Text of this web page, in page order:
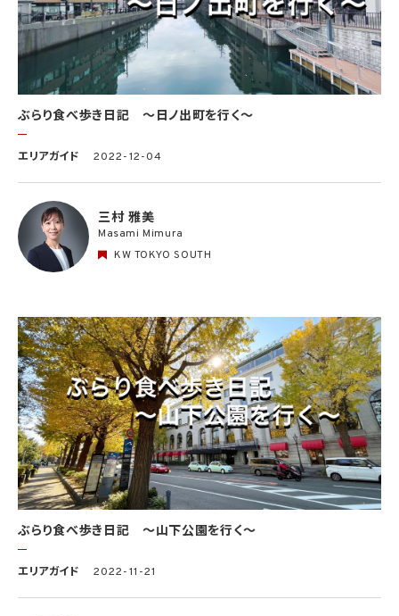
ぶらり食べ歩き日記 〜日ノ出町を行く〜
エリアガイド 2022-12-04
三村 雅美
Masami Mimura
KW TOKYO SOUTH
ぶらり食べ歩き日記 〜山下公園を行く〜
エリアガイド 2022-11-21